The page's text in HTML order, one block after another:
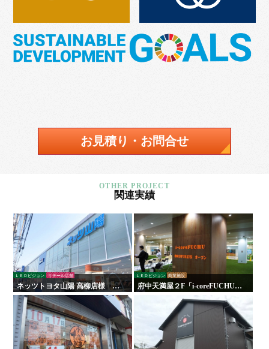
お見積り・お問合せ
関連実績
ＬＥＤビジョン リテール店舗
ネッツトヨタ山陽 高柳店様 看
板・サイン
ＬＥＤビジョン 商業施設
府中天満屋２F「i-coreFUCHU」
様 LED木目ウォール 他